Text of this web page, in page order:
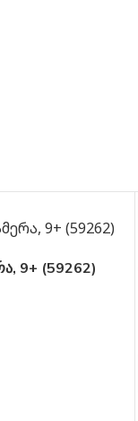
9+ (59262)